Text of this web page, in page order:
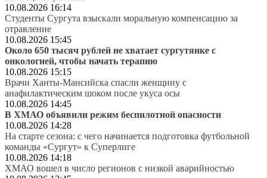
10.08.2026 16:14
Студенты Сургута взыскали моральную компенсацию за
отравление
10.08.2026 15:45
Около 650 тысяч рублей не хватает сургутянке с
онкологией, чтобы начать терапию
10.08.2026 15:15
Врачи Ханты-Мансийска спасли женщину с
анафилактическим шоком после укуса осы
10.08.2026 14:45
В ХМАО объявили режим беспилотной опасности
10.08.2026 14:28
На старте сезона: с чего начинается подготовка футбольной
команды «Сургут» к Суперлиге
10.08.2026 14:18
ХМАО вошел в число регионов с низкой аварийностью